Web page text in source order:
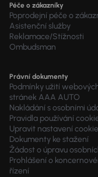
Péče o zákazníky
Poprodejní péče o
Asistenční služby
Reklamace/Stížnosti
Ombudsman
Právní dokumenty
Podmínky užití
stránek AAA AUTO
Nakládání s osobními
Pravidla používání
Upravit nastavení
Dokumenty ke stažení
Žádost o úpravu
Prohlášení o
řízení